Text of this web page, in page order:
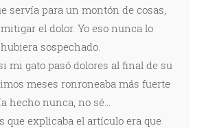
servía para un montón de cosas,
el dolor. Yo eso nunca lo
sospechado.
mi gato pasó dolores al final de su
meses ronroneaba más fuerte
hecho nunca, no sé...
que explicaba el artículo era que